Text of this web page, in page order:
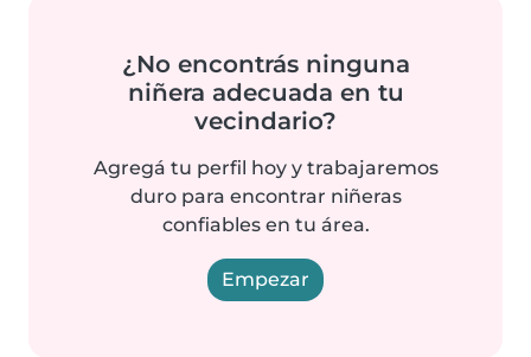
¿No encontrás ninguna
niñera adecuada en tu
vecindario?
Agregá tu perfil hoy y trabajaremos
duro para encontrar niñeras
confiables en tu área.
Empezar